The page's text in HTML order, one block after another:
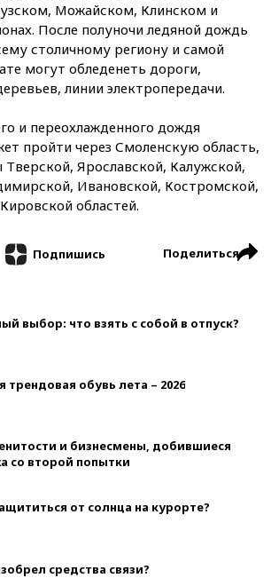
Можайском, Клинском и
После полуночи ледяной дождь
столичному региону и самой
могут обледенеть дороги,
линии электропередачи.
и переохлажденного дождя
пройти через Смоленскую область,
Ярославской, Калужской,
Ивановской, Костромской,
областей.
Подпишись Поделиться
выбор: что взять с собой в отпуск?
трендовая обувь лета – 2026
и бизнесмены, добившиеся
со второй попытки
от солнца на курорте?
средства связи?